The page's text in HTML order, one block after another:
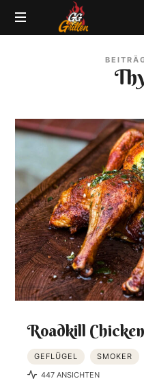
GG-
|
BBQ
Roadkill
GEFLÜGEL SMOKER
447 ANSICHTEN